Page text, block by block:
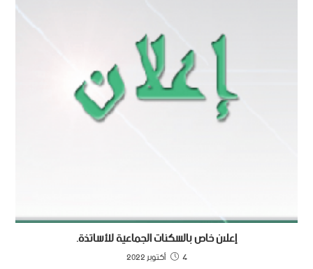
إعلان خاص بالسكنات الجماعية للأساتذة.
4 أكتوبر 2022